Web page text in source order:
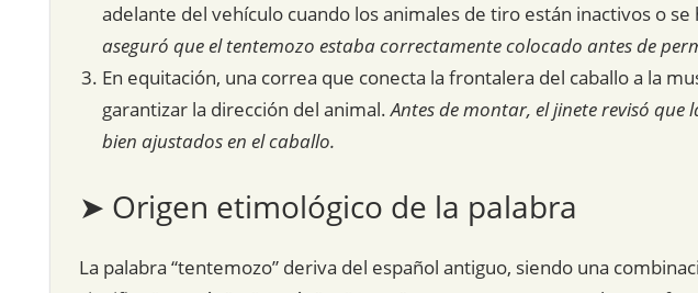
adelante del vehículo cuando los animales de tiro están inactivos o se
aseguró que el tentemozo estaba correctamente colocado antes de
En equitación, una correa que conecta la frontalera del caballo a la
garantizar la dirección del animal.Antes de montar, el jinete revisó
bien ajustados en el caballo.
➤ Origen etimológico de la palabra
La palabra “tentemozo” deriva del español antiguo, siendo una